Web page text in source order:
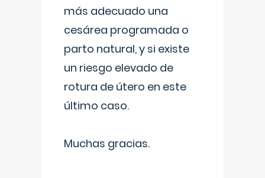
más adecuado una
cesárea programada o
parto natural, y si existe
un riesgo elevado de
rotura de útero en este
último caso.
Muchas gracias.